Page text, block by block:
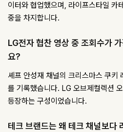
이터와 협업했으며, 라이프스타일 카
중을 차지합니다.
LG전자 협찬 영상 중 조회수가
요?
셰프 안성재 채널의 크리스마스 쿠키
를 기록했습니다. LG 오브제컬렉션
등장하는 구성이었습니다.
테크 브랜드는 왜 테크 채널보다